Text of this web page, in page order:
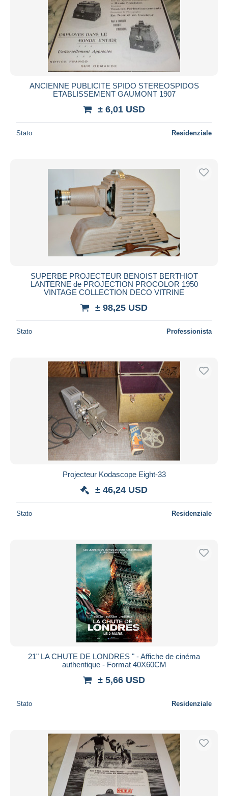
ANCIENNE PUBLICITE SPIDO STEREOSPIDOS
ETABLISSEMENT GAUMONT 1907
± 6,01 USD
Stato Residenziale
SUPERBE PROJECTEUR BENOIST BERTHIOT
LANTERNE de PROJECTION PROCOLOR 1950
VINTAGE COLLECTION DECO VITRINE
± 98,25 USD
Stato Professionista
Projecteur Kodascope Eight-33
± 46,24 USD
Stato Residenziale
21" LA CHUTE DE LONDRES " - Affiche de cinéma
authentique - Format 40X60CM
± 5,66 USD
Stato Residenziale